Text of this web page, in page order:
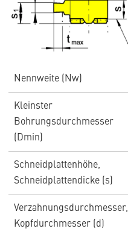
Nennweite (Nw)
Kleinster
Bohrungsdurchmesser
(Dmin)
Schneidplattenhöhe,
Schneidplattendicke (s)
Verzahnungsdurchmesser,
Kopfdurchmesser (d)